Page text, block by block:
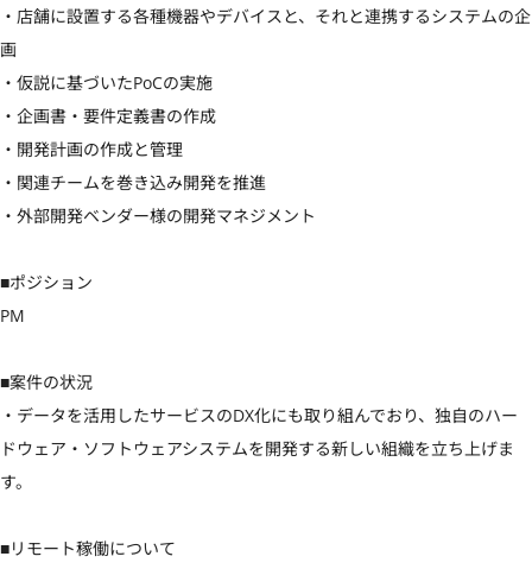
・店舗に設置する各種機器やデバイスと、それと連携するシステムの企
画
・仮説に基づいたPoCの実施
・企画書・要件定義書の作成
・開発計画の作成と管理
・関連チームを巻き込み開発を推進
・外部開発ベンダー様の開発マネジメント
■ポジション
PM
■案件の状況
・データを活用したサービスのDX化にも取り組んでおり、独自のハー
ドウェア・ソフトウェアシステムを開発する新しい組織を立ち上げま
す。
■リモート稼働について